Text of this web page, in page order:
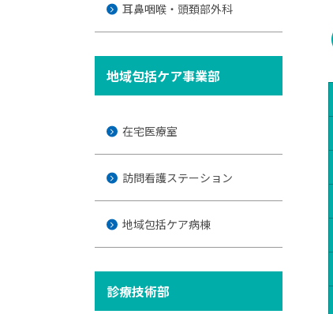
耳鼻咽喉・頭頚部外科
地域包括ケア事業部
在宅医療室
訪問看護ステーション
地域包括ケア病棟
診療技術部